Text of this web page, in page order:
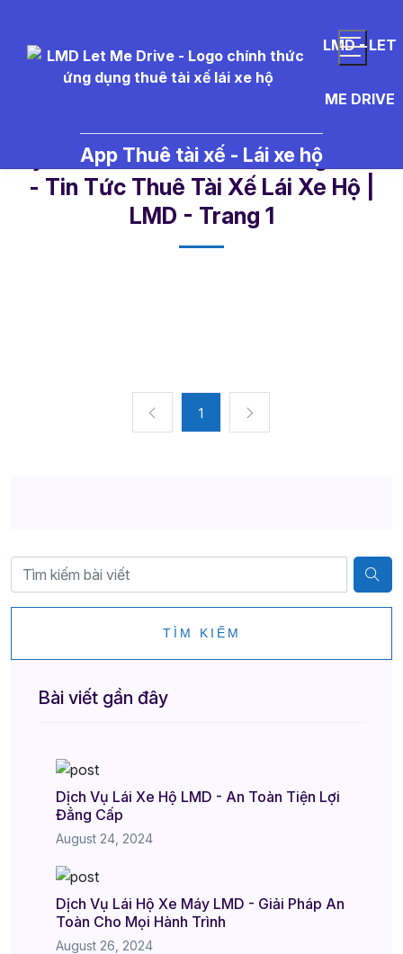
LMD - LET
ME DRIVE
App Thuê tài xế - Lái xe hộ
- Tin Tức Thuê Tài Xế Lái Xe Hộ |
LMD - Trang 1​
1
TÌM KIẾM
Bài viết gần đây
Dịch Vụ Lái Xe Hộ LMD - An Toàn Tiện Lợi
Đẳng Cấp
August 24, 2024
Dịch Vụ Lái Hộ Xe Máy LMD - Giải Pháp An
Toàn Cho Mọi Hành Trình
August 26, 2024